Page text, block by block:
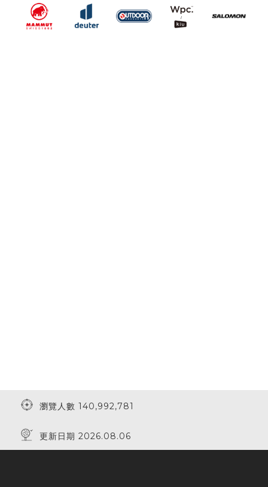
瀏覽人數 140,992,781
更新日期 2026.08.06